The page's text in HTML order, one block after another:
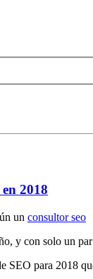
2018
un consultor seo
y con solo un
SEO para 2018